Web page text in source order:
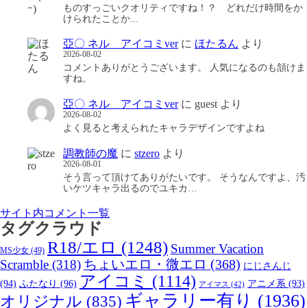
ものすっごいクオリティですね！？ どれだけ時間をか
けられたことか...
亞〇 ネル アイコミverに ほたるん より
2026-08-02
コメントありがとうございます。 人気になるのも頷けま
すね。
亞〇 ネル アイコミverに guest より
2026-08-02
よく見ると考えられたキャラデザインですよね
調教師の魔 に stzero より
2026-08-01
そう言って頂けてありがたいです。 そうなんですよ、汚
いケツキャラ出るのでユキカ…
サイト内コメント一覧
タグクラウド
MS少女 (49) R18/エロ (1248) Summer Vacation
Scramble (318) ちょいエロ・微エロ (368) にじさんじ
(94) ふたなり (96) アイコミ (1114) アイマス (42) アニメ系 (93)
オリジナル (835) ギャラリー有り (1936)